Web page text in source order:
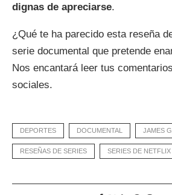
dignas de apreciarse.
¿Qué te ha parecido esta reseña
serie documental que pretende
Nos encantará leer tus
sociales.
DEPORTES DOCUMENTAL JAMES
RESEÑAS DE SERIES SERIES DE NETFLIX